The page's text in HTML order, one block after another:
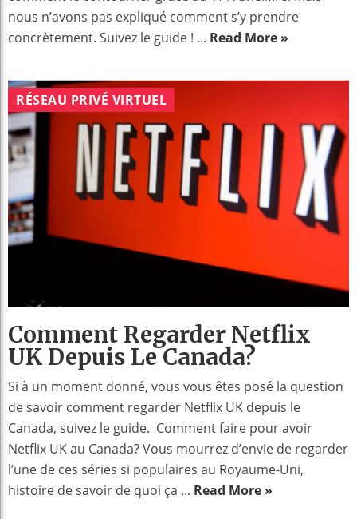
nous n’avons pas expliqué comment s’y prendre
concrètement. Suivez le guide ! ... Read More »
RÉSEAU PRIVÉ VIRTUEL
Comment Regarder Netflix
UK Depuis Le Canada?
Si à un moment donné, vous vous êtes posé la question
de savoir comment regarder Netflix UK depuis le
Canada, suivez le guide. Comment faire pour avoir
Netflix UK au Canada? Vous mourrez d’envie de regarder
l’une de ces séries si populaires au Royaume-Uni,
histoire de savoir de quoi ça ... Read More »